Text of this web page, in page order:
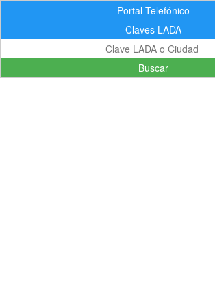
Portal Telefónico
Claves LADA
Buscar